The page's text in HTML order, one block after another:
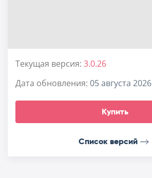
Текущая версия: 3.0.26
Дата обновления: 05 августа 2026
Купить
Список версий